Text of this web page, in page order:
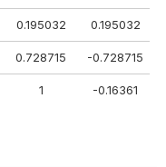
0.195032 0.195032
0.728715 -0.728715
1 -0.16361